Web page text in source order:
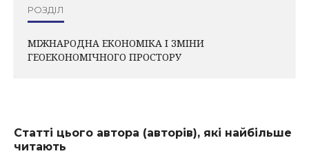
РОЗДІЛ
МІЖНАРОДНА ЕКОНОМІКА І ЗМІНИ
ГЕОЕКОНОМІЧНОГО ПРОСТОРУ
Статті цього автора (авторів), які найбільше
читають